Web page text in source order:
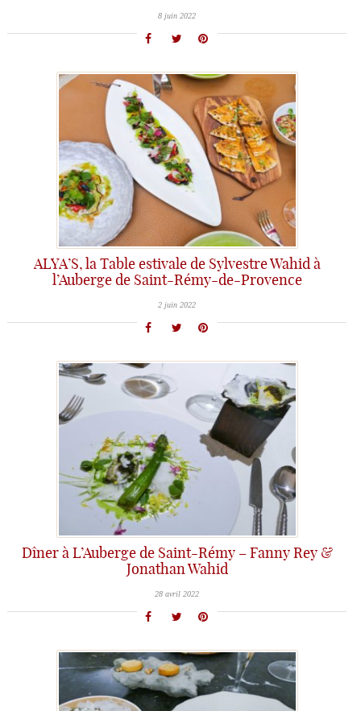
8 juin 2022
ALYA’S, la Table estivale de Sylvestre Wahid à
l’Auberge de Saint-Rémy-de-Provence
2 juin 2022
Dîner à L’Auberge de Saint-Rémy – Fanny Rey &
Jonathan Wahid
28 avril 2022